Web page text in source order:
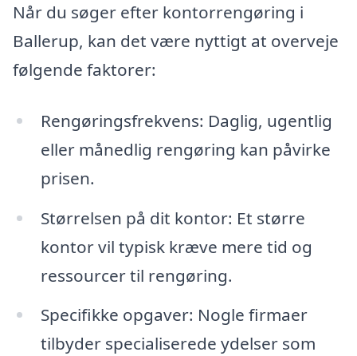
Når du søger efter kontorrengøring i
Ballerup, kan det være nyttigt at overveje
følgende faktorer:
Rengøringsfrekvens: Daglig, ugentlig
eller månedlig rengøring kan påvirke
prisen.
Størrelsen på dit kontor: Et større
kontor vil typisk kræve mere tid og
ressourcer til rengøring.
Specifikke opgaver: Nogle firmaer
tilbyder specialiserede ydelser som